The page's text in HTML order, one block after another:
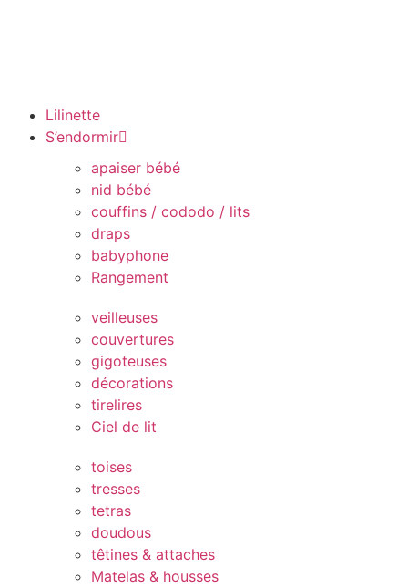
Lilinette
S’endormir
apaiser bébé
nid bébé
couffins / cododo / lits
draps
babyphone
Rangement
veilleuses
couvertures
gigoteuses
décorations
tirelires
Ciel de lit
toises
tresses
tetras
doudous
têtines & attaches
Matelas & housses